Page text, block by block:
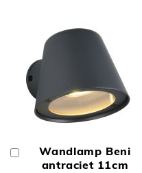
Wandlamp Beni
antraciet 11cm
Winkelwagen